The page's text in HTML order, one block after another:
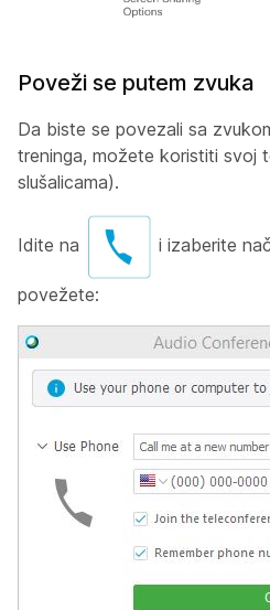
Poveži se putem zvuka
Da biste se povezali sa
treninga, možete koristiti svoj
slušalicama).
Idite na i izaberite
povežete: